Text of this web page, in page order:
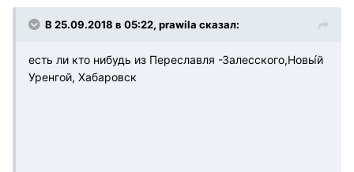
В 25.09.2018 в 05:22, prawila сказал:
есть ли кто нибудь из Переславля -Залесского,Новы́й
Уренгой, Хабаровск